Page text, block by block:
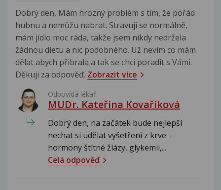
Dobrý den, Mám hrozný problém s tím, že pořád
hubnu a nemůžu nabrat. Stravuji se normálně,
mám jídlo moc ráda, takže jsem nikdy nedržela
žádnou dietu a nic podobného. Už nevím co mám
dělat abych přibrala a tak se chci poradit s Vámi.
Děkuji za odpověď. Zobrazit více
Odpovídá lékař:
MUDr. Kateřina Kovaříková
Dobrý den, na začátek bude nejlepší
nechat si udělat vyšetření z krve -
hormony štítné žlázy, glykemii,...
Celá odpověď